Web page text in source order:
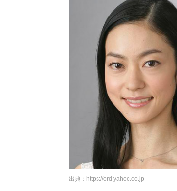
出典： https://ord.yahoo.co.jp